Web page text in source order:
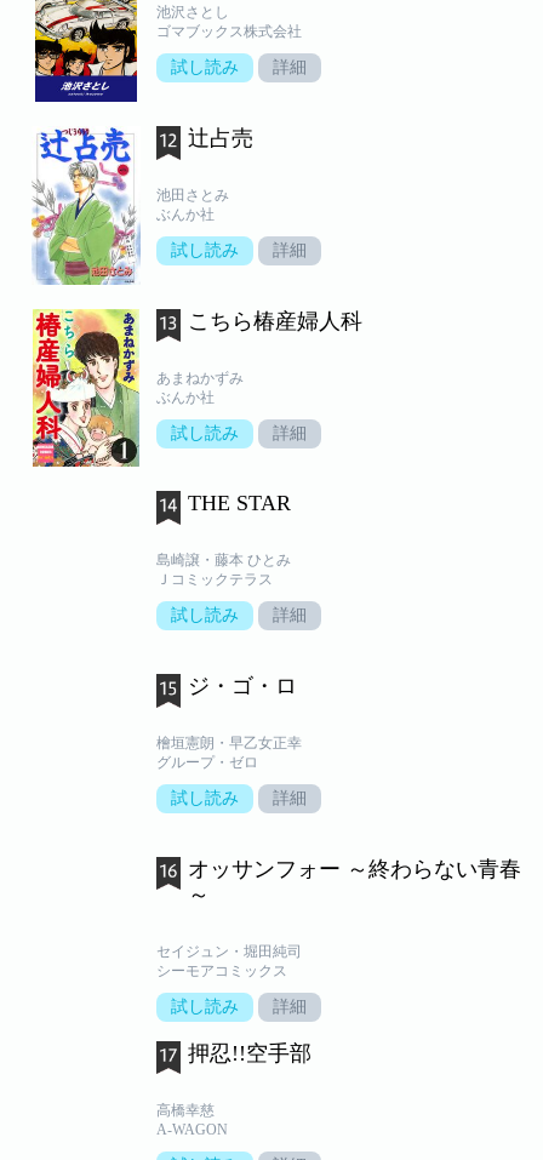
池沢さとし
ゴマブックス株式会社
試し読み 詳細
辻占売
池田さとみ
ぶんか社
試し読み 詳細
こちら椿産婦人科
あまねかずみ
ぶんか社
試し読み 詳細
THE STAR
島崎譲・藤本 ひとみ
Ｊコミックテラス
試し読み 詳細
ジ・ゴ・ロ
檜垣憲朗・早乙女正幸
グループ・ゼロ
試し読み 詳細
オッサンフォー ～終わらない青春
～
セイジュン・堀田純司
シーモアコミックス
試し読み 詳細
押忍!!空手部
高橋幸慈
A-WAGON